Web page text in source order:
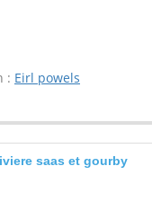
: Eirl powels
saas et gourby